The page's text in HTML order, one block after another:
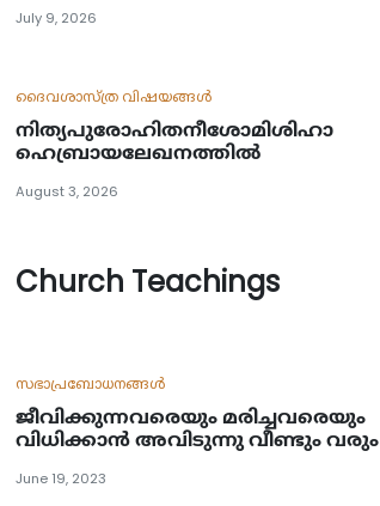
July 9, 2026
ദൈവശാസ്ത്ര വിഷയങ്ങള്‍
നിത്യപുരോഹിതനീശോമിശിഹാ
ഹെബ്രായലേഖനത്തിൽ
August 3, 2026
Church Teachings
സഭാപ്രബോധനങ്ങള്‍
ജീവിക്കുന്നവരെയും മരിച്ചവരെയും
വിധിക്കാൻ അവിടുന്നു വീണ്ടും വരും
June 19, 2023